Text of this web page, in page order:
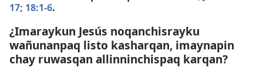
17; 18:​1-6.
¿Imaraykun Jesús noqanchisrayku
wañunanpaq listo kasharqan, imaynapin
chay ruwasqan allinninchispaq karqan?